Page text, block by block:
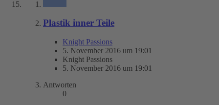
Plastik inner Teile
Knight Passions
5. November 2016 um 19:01
Knight Passions
5. November 2016 um 19:01
Antworten
0